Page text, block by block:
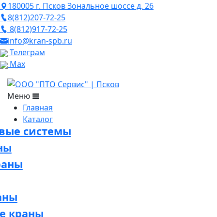
180005 г. Псков Зональное шоссе д. 26
8(812)207-72-25
8(812)917-72-25
info@kran-spb.ru
Телеграм
Max
Меню
Главная
Каталог
системы
краны